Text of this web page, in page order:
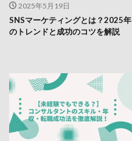
2025年5月19日
SNSマーケティングとは？2025年
のトレンドと成功のコツを解説